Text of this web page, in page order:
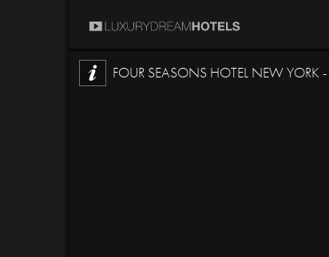
FOUR SEASONS HOTEL NEW YORK -